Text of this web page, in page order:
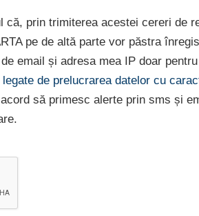
că, prin trimiterea acestei cereri de
pe de altă parte vor păstra
email și adresa mea IP doar
de prelucrarea datelor cu
să primesc alerte prin sms și